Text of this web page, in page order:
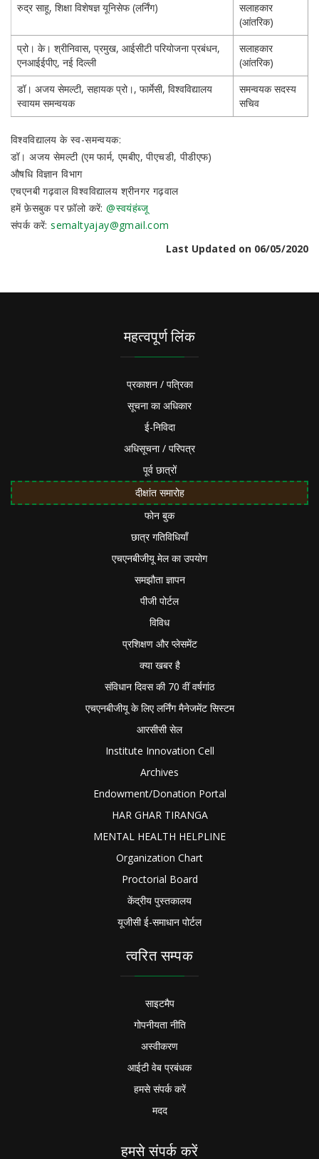
रुद्र साहू, शिक्षा विशेषज्ञ यूनिसेफ (लर्निंग)
सलाहकार
(आंतरिक)
प्रो। के। श्रीनिवास, प्रमुख, आईसीटी परियोजना प्रबंधन,
एनआईईपीए, नई दिल्ली
सलाहकार
(आंतरिक)
डॉ। अजय सेमल्टी, सहायक प्रो।, फार्मेसी, विश्वविद्यालय
स्वायम समन्वयक
समन्वयक सदस्य
सचिव
विश्वविद्यालय के स्व-समन्वयक:
डॉ। अजय सेमल्टी (एम फार्म, एमबीए, पीएचडी, पीडीएफ)
औषधि विज्ञान विभाग
एचएनबी गढ़वाल विश्वविद्यालय श्रीनगर गढ़वाल
हमें फ़ेसबुक पर फ़ॉलो करें:@स्वयंहंब्जू
संपर्क करें:semaltyajay@gmail.com
Last Updated on 06/05/2020
महत्वपूर्ण लिंक
प्रकाशन / पत्रिका
सूचना का अधिकार
ई-निविदा
अधिसूचना / परिपत्र
पूर्व छात्रों
दीक्षांत समारोह
फोन बुक
छात्र गतिविधियाँ
एचएनबीजीयू मेल का उपयोग
समझौता ज्ञापन
पीजी पोर्टल
विविध
प्रशिक्षण और प्लेसमेंट
क्या खबर है
संविधान दिवस की 70 वीं वर्षगांठ
एचएनबीजीयू के लिए लर्निंग मैनेजमेंट सिस्टम
आरसीसी सेल
Institute Innovation Cell
Archives
Endowment/Donation Portal
HAR GHAR TIRANGA
MENTAL HEALTH HELPLINE
Organization Chart
Proctorial Board
केंद्रीय पुस्तकालय
यूजीसी ई-समाधान पोर्टल
त्वरित सम्पक
साइटमैप
गोपनीयता नीति
अस्वीकरण
आईटी वेब प्रबंधक
हमसे संपर्क करें
मदद
हमसे संपर्क करें